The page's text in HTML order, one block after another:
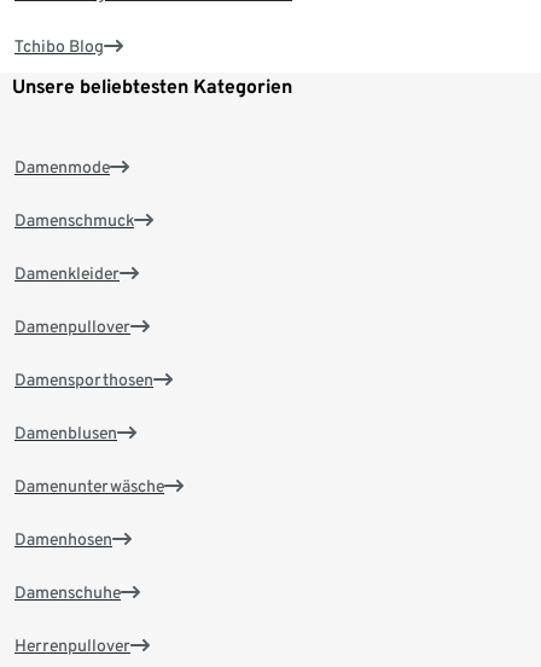
Tchibo Blog
Unsere beliebtesten Kategorien
Damenmode
Damenschmuck
Damenkleider
Damenpullover
Damensporthosen
Damenblusen
Damenunterwäsche
Damenhosen
Damenschuhe
Herrenpullover